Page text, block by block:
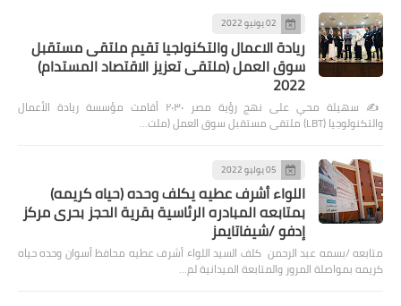
02 يونيو 2022
ريادة الاعمال والتكنولجيا تقيم ملتقى مستقبل
سوق العمل (ملتقى تعزيز الاقتصاد المستدام)
2022
✍️ سهيلة محي على نهج رؤية مصر ٢٠٣٠ أقامت مؤسسة ريادة الأعمال
والتكنولوجيا (LBT) ملتقى مستقبل سوق العمل (ملت…
05 يوليو 2022
اللواء أشرف عطيه يكلف وحده (حياه كريمه)
بمتابعه المبادره الرئاسية بقرية الحجز بحرى مركز
إدفو /شيفاتايمز
متابعه /بسمه عبد الرحمن كلف السيد اللواء أشرف عطيه محافظ أسوان وحده حياه
كريمه بمواصلة المرور والمتابعة الميدانية لم…